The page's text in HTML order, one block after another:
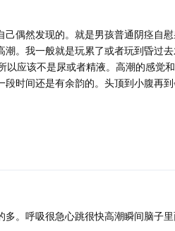
偶然发现的。就是男孩普通阴痉自
。我一般就是玩累了或者玩到昏过去
应该不是尿或者精液。高潮的感觉
时间还是有余韵的。头顶到小腹再
。呼吸很急心跳很快高潮瞬间脑子